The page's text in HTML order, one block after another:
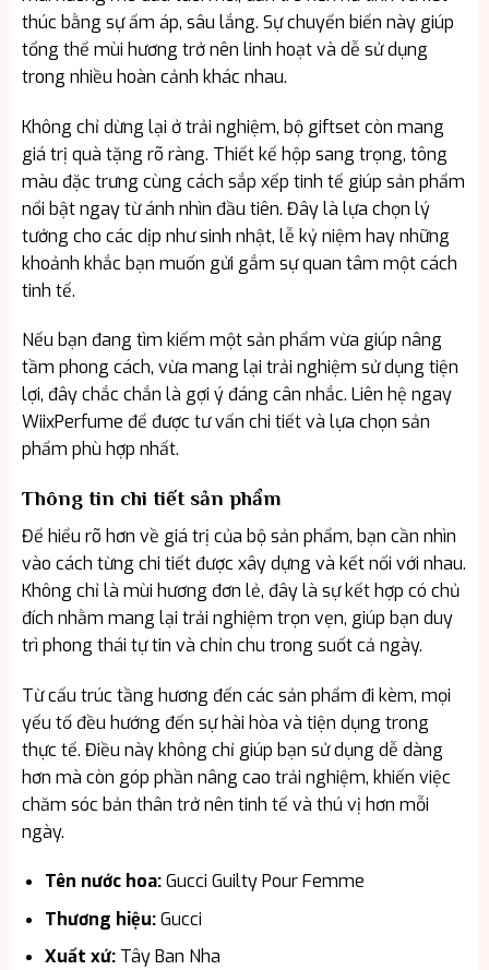
thúc bằng sự ấm áp, sâu lắng. Sự chuyển biến này giúp
tổng thể mùi hương trở nên linh hoạt và dễ sử dụng
trong nhiều hoàn cảnh khác nhau.
Không chỉ dừng lại ở trải nghiệm, bộ giftset còn mang
giá trị quà tặng rõ ràng. Thiết kế hộp sang trọng, tông
màu đặc trưng cùng cách sắp xếp tinh tế giúp sản phẩm
nổi bật ngay từ ánh nhìn đầu tiên. Đây là lựa chọn lý
tưởng cho các dịp như sinh nhật, lễ kỷ niệm hay những
khoảnh khắc bạn muốn gửi gắm sự quan tâm một cách
tinh tế.
Nếu bạn đang tìm kiếm một sản phẩm vừa giúp nâng
tầm phong cách, vừa mang lại trải nghiệm sử dụng tiện
lợi, đây chắc chắn là gợi ý đáng cân nhắc. Liên hệ ngay
WiixPerfume để được tư vấn chi tiết và lựa chọn sản
phẩm phù hợp nhất.
Thông tin chi tiết sản phẩm
Để hiểu rõ hơn về giá trị của bộ sản phẩm, bạn cần nhìn
vào cách từng chi tiết được xây dựng và kết nối với nhau.
Không chỉ là mùi hương đơn lẻ, đây là sự kết hợp có chủ
đích nhằm mang lại trải nghiệm trọn vẹn, giúp bạn duy
trì phong thái tự tin và chỉn chu trong suốt cả ngày.
Từ cấu trúc tầng hương đến các sản phẩm đi kèm, mọi
yếu tố đều hướng đến sự hài hòa và tiện dụng trong
thực tế. Điều này không chỉ giúp bạn sử dụng dễ dàng
hơn mà còn góp phần nâng cao trải nghiệm, khiến việc
chăm sóc bản thân trở nên tinh tế và thú vị hơn mỗi
ngày.
Tên nước hoa:Gucci Guilty Pour Femme
Thương hiệu:Gucci
Xuất xứ:Tây Ban Nha